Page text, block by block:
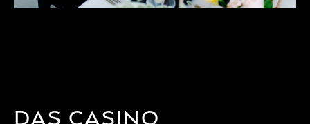
DAS CASINO